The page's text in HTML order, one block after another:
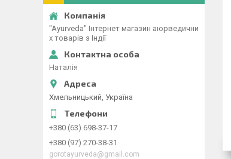
"Ayurveda" Інтернет магазин аюрведични
х товарів з Індії
Наталія
Хмельницький, Україна
+380 (63) 698-37-17
+380 (97) 270-38-31
gorotayurveda@gmail.com